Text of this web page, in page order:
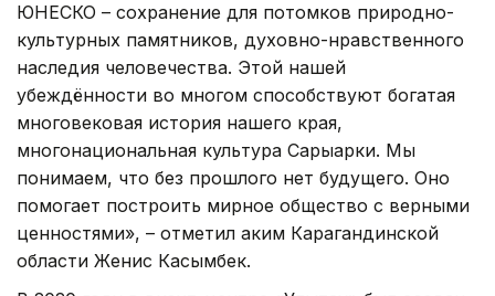
ЮНЕСКО – сохранение для потомков природно-
культурных памятников, духовно-нравственного
наследия человечества. Этой нашей
убеждённости во многом способствуют богатая
многовековая история нашего края,
многонациональная культура Сарыарки. Мы
понимаем, что без прошлого нет будущего. Оно
помогает построить мирное общество с верными
ценностями», – отметил аким Карагандинской
области Женис Касымбек.